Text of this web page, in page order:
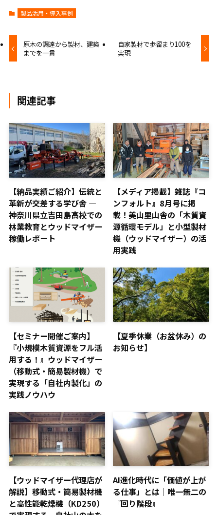
製品活用・導入事例
原木の調達から製材、建築
までを一貫
自家製材で歩留まり100を
実現
関連記事
【納品実績ご紹介】伝統と
革新が交差する学び舎 ―
神奈川県立吉田島高校での
林業教育とウッドマイザー
稼働レポート
【メディア掲載】雑誌『コ
ンフォルト』8月号に掲
載！美山里山舎の「木質資
源循環モデル」と小型製材
機（ウッドマイザー）の活
用実践
【セミナー開催ご案内】
『小規模木質資源をフル活
用する！』ウッドマイザー
（移動式・簡易製材機）で
実現する「自社内製化」の
実践ノウハウ
【夏季休業（お盆休み）の
お知らせ】
【ウッドマイザー代理店が
解説】移動式・簡易製材機
と高性能乾燥機（KD250）
AI進化時代に「価値が上が
る仕事」とは｜唯一無二の
『回り階段』